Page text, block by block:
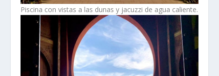
Piscina con vistas a las dunas y jacuzzi de agua caliente.